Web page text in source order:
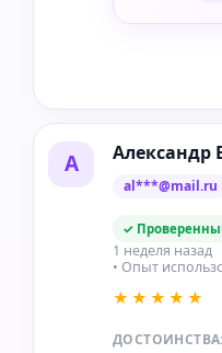
А Александр
al***@mail.ru
✓
1 неделя назад
• Опыт
★★★★★
ДОСТОИНСТВА: